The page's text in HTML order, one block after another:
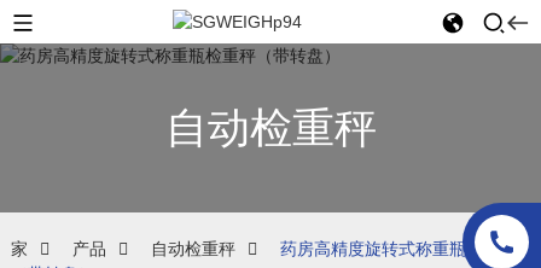
自动检重秤
家 产品 自动检重秤
药房高精度旋转式称重瓶检重秤